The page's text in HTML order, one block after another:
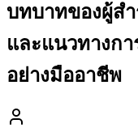
บทบาทของผู้สำ
และแนวทางก
อย่างมืออาชีพ